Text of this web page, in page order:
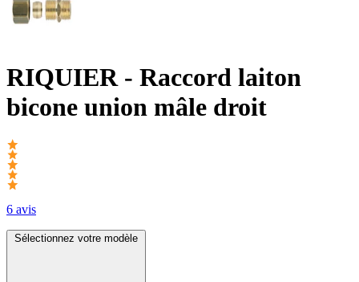
RIQUIER - Raccord laiton
bicone union mâle droit
6 avis
Sélectionnez votre modèle